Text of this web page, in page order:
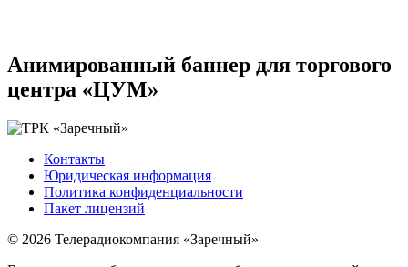
Анимированный баннер для торгового
центра «ЦУМ»
Контакты
Юридическая информация
Политика конфиденциальности
Пакет лицензий
© 2026 Телерадиокомпания «Заречный»